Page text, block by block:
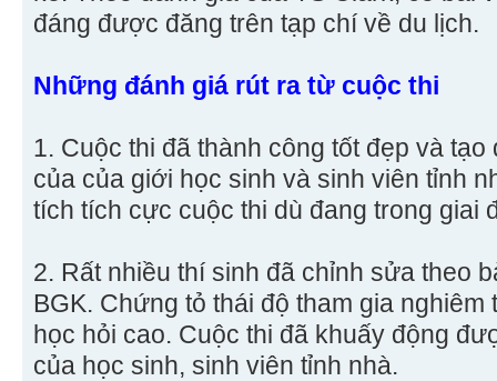
đáng được đăng trên tạp chí về du lịch.
Những đánh giá rút ra từ cuộc thi
1. Cuộc thi đã thành công tốt đẹp và
của của giới học sinh và sinh viên tỉnh
tích tích cực cuộc thi dù đang trong giai
2. Rất nhiều thí sinh đã chỉnh sửa theo
BGK. Chứng tỏ thái độ tham gia nghiêm
học hỏi cao. Cuộc thi đã khuấy động
của học sinh, sinh viên tỉnh nhà.